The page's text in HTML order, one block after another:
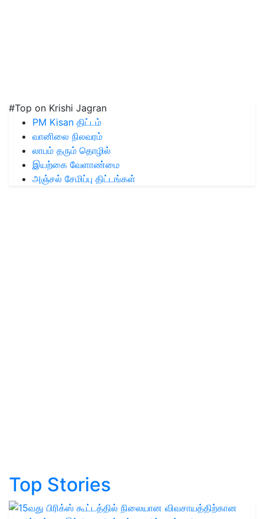
#Top on Krishi Jagran
PM Kisan திட்டம்
வானிலை நிலவரம்
லாபம் தரும் தொழில்
இயற்கை வேளாண்மை
அஞ்சல் சேமிப்பு திட்டங்கள்
Top Stories